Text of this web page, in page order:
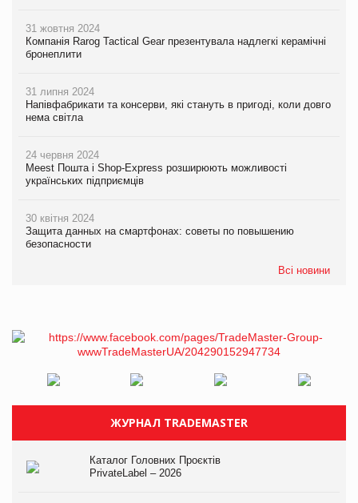
31 жовтня 2024
Компанія Rarog Tactical Gear презентувала надлегкі керамічні
бронеплити
31 липня 2024
Напівфабрикати та консерви, які стануть в пригоді, коли довго
нема світла
24 червня 2024
Meest Пошта і Shop-Express розширюють можливості
українських підприємців
30 квітня 2024
Защита данных на смартфонах: советы по повышению
безопасности
Всі новини
ЖУРНАЛ TRADEMASTER
Каталог Головних Проєктів
PrivateLabel – 2026